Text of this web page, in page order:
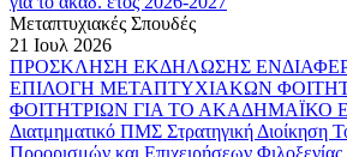
Μεταπτυχιακές Σπουδές
21 Ιουλ 2026
ΠΡΟΣΚΛΗΣΗ ΕΚΔΗΛΩΣΗΣ
ΕΠΙΛΟΓΗ ΜΕΤΑΠΤΥΧΙΑΚΩΝ
ΦΟΙΤΗΤΡΙΩΝ ΓΙΑ ΤΟ ΑΚΑΔΗΜΑΪΚΟ
Διατμηματικό ΠΜΣ Στρατηγική Διοίκηση